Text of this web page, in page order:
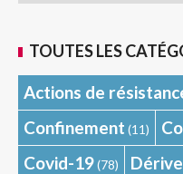
TOUTES LES
Actions de
Confinement (11)
Covid-19(78)